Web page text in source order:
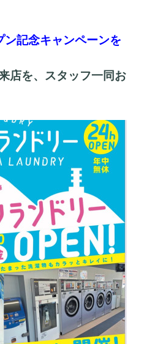
記念キャンペーンを
店を、スタッフ一同お